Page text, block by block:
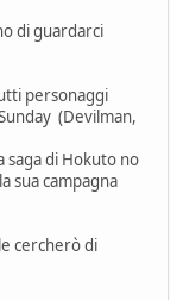
di guardarci
personaggi
(Devilman,
saga di Hokuto no
sua campagna
cercherò di